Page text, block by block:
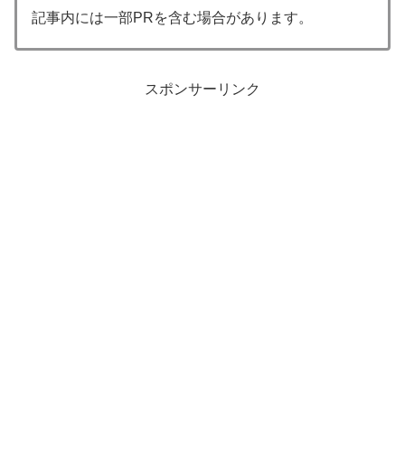
記事内には一部PRを含む場合があります。
スポンサーリンク